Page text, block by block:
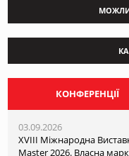
КОНФЕРЕНЦІЇ
03.09.2026
XVІІI Міжнародна
Master 2026. Власна